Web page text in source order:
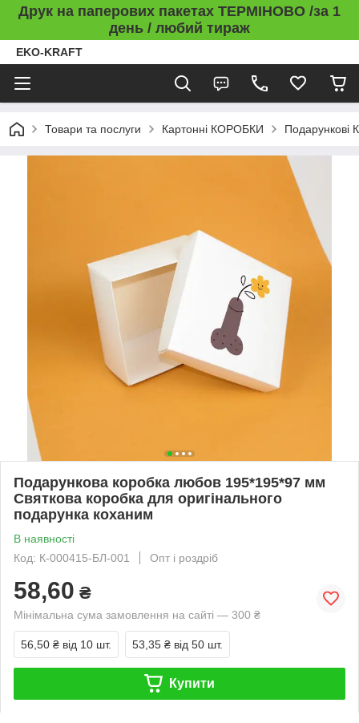
Друк на паперових пакетах ТЕРМІНОВО /за 1
день / любий тираж
EKO-KRAFT
Товари та послуги Картонні КОРОБКИ Подарункові
Подарункова коробка любов 195*195*97 мм
Святкова коробка для оригінального
подарунка коханим
В наявності
Код: К-000415-БЛ-001
Опт і роздріб
58,60 ₴
Мінімальна сума замовлення на сайті — 300 ₴
56,50 ₴ від 10 шт. 53,35 ₴ від 50 шт.
Купити